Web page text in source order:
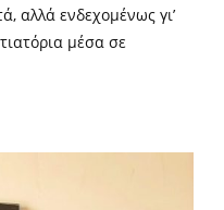
αλλά ενδεχομένως γι’
μέσα σε